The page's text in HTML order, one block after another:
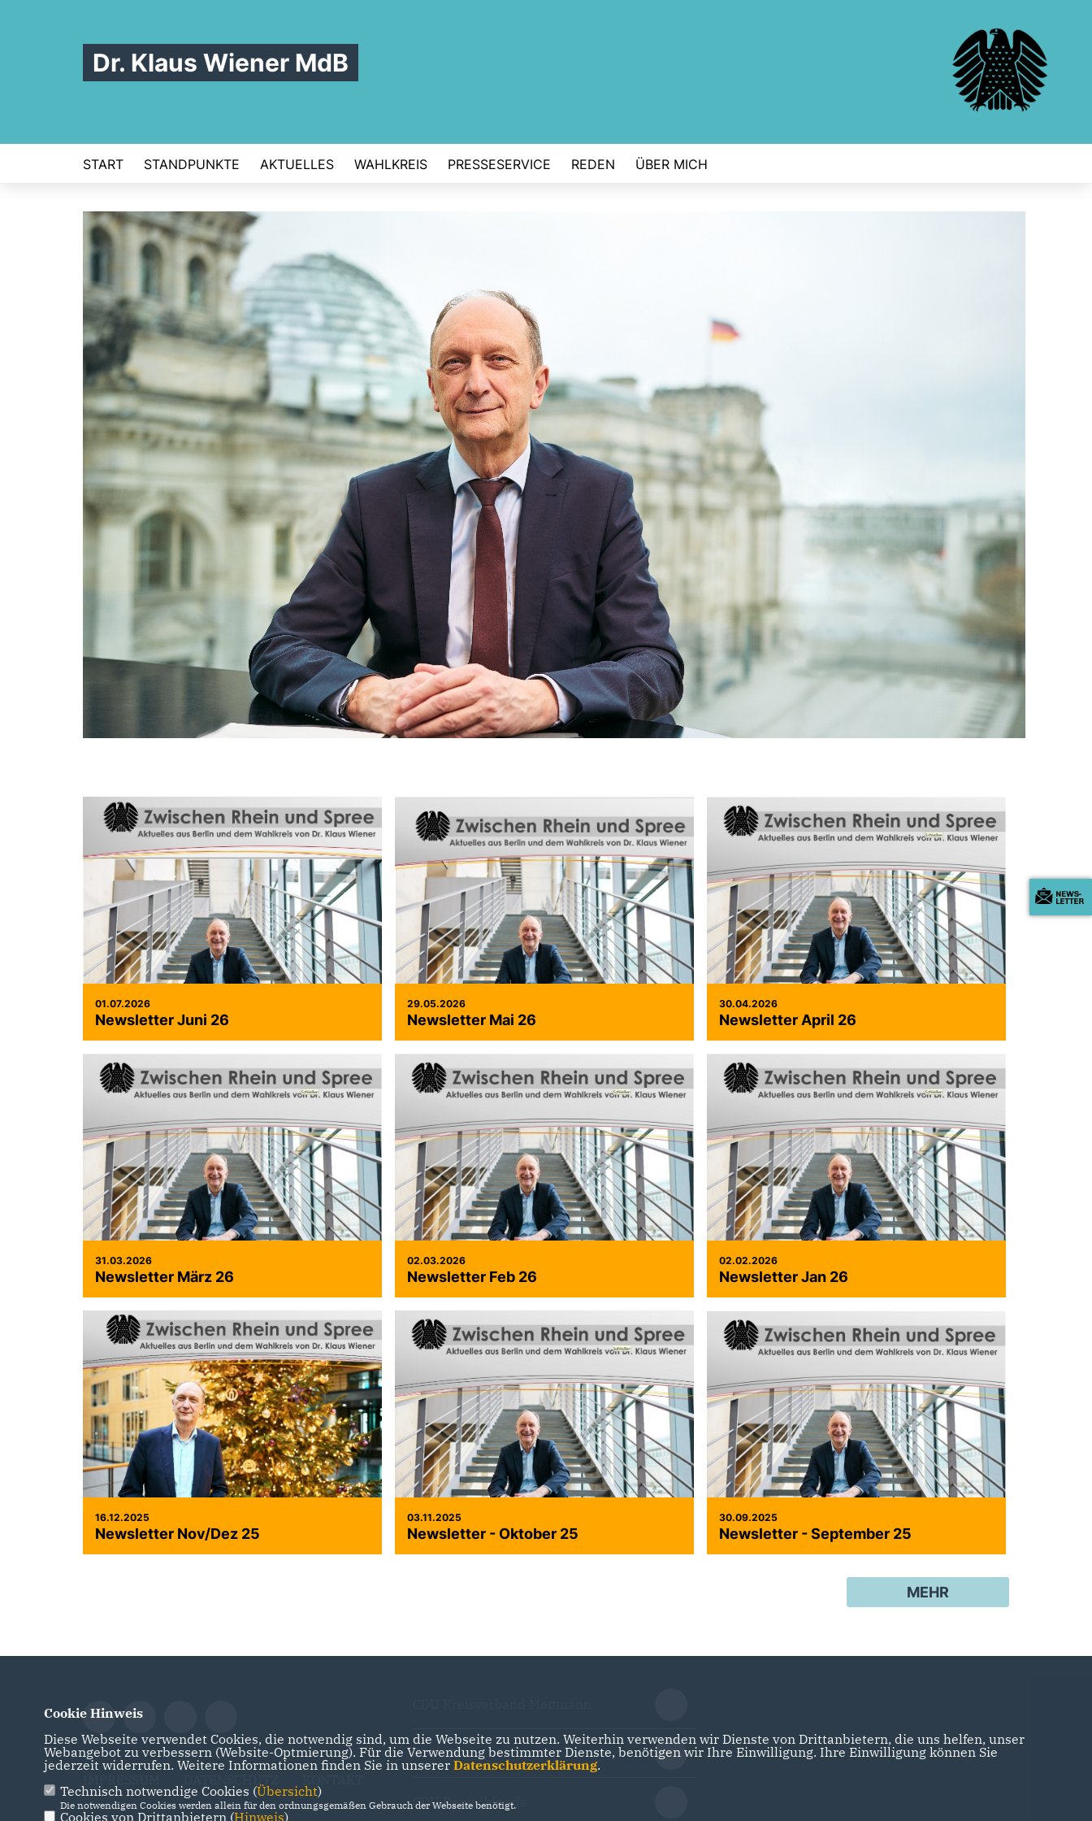
Dr. Klaus Wiener MdB
START STANDPUNKTE AKTUELLES WAHLKREIS PRESSESERVICE REDEN ÜBER MICH
01.07.2026
Newsletter Juni 26
29.05.2026
Newsletter Mai 26
30.04.2026
Newsletter April 26
31.03.2026
Newsletter März 26
02.03.2026
Newsletter Feb 26
02.02.2026
Newsletter Jan 26
16.12.2025
Newsletter Nov/Dez 25
03.11.2025
Newsletter - Oktober 25
30.09.2025
Newsletter - September 25
MEHR
CDU NRW
CDU Deutschlands
Cookie Hinweis
Diese Webseite verwendet Cookies, die notwendig sind, um die Webseite zu nutzen. Weiterhin verwenden wir Dienste von Drittanbietern, die uns helfen, unser
Webangebot zu verbessern (Website-Optmierung). Für die Verwendung bestimmter Dienste, benötigen wir Ihre Einwilligung. Ihre Einwilligung können Sie
jederzeit widerrufen. Weitere Informationen finden Sie in unserer Datenschutzerklärung.
Technisch notwendige Cookies (Übersicht)
Die notwendigen Cookies werden allein für den ordnungsgemäßen Gebrauch der Webseite benötigt.
Cookies von Drittanbietern (Hinweis)